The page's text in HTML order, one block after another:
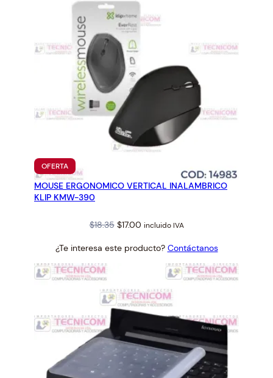
OFERTAPRODUCTO
EN
OFERTA
MOUSE ERGONOMICO VERTICAL INALAMBRICO
KLIP KMW-390
$18.35 Original
was:
$17.00Current
is:
$17.00.
incluido IVA
¿Te interesa este producto? Contáctanos